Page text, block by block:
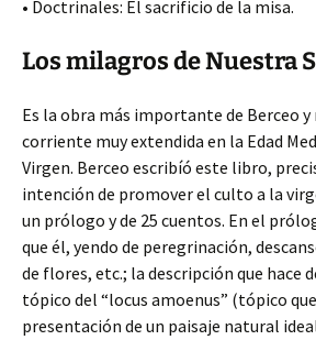
• Doctrinales: El sacrificio de la misa.
Los milagros de Nuestra
Es la obra más importante de Berceo y
corriente muy extendida en la Edad
Virgen. Berceo escribíó este libro,
intención de promover el culto a la
un prólogo y de 25 cuentos. En el
que él, yendo de peregrinación,
de flores, etc.; la descripción que hace
tópico del “locus amoenus” (tópico
presentación de un paisaje natural